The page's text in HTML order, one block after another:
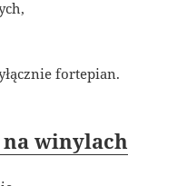
fortepian.
winylach